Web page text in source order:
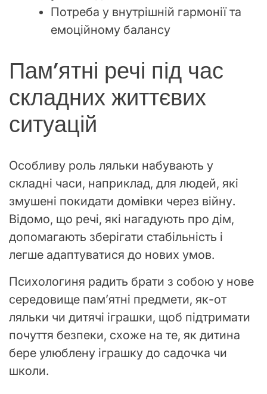
Потреба у внутрішній гармонії та
емоційному балансу
Пам’ятні речі під час
складних життєвих
ситуацій
Особливу роль ляльки набувають у
складні часи, наприклад, для людей, які
змушені покидати домівки через війну.
Відомо, що речі, які нагадують про дім,
допомагають зберігати стабільність і
легше адаптуватися до нових умов.
Психологиня радить брати з собою у нове
середовище пам’ятні предмети, як-от
ляльки чи дитячі іграшки, щоб підтримати
почуття безпеки, схоже на те, як дитина
бере улюблену іграшку до садочка чи
школи.